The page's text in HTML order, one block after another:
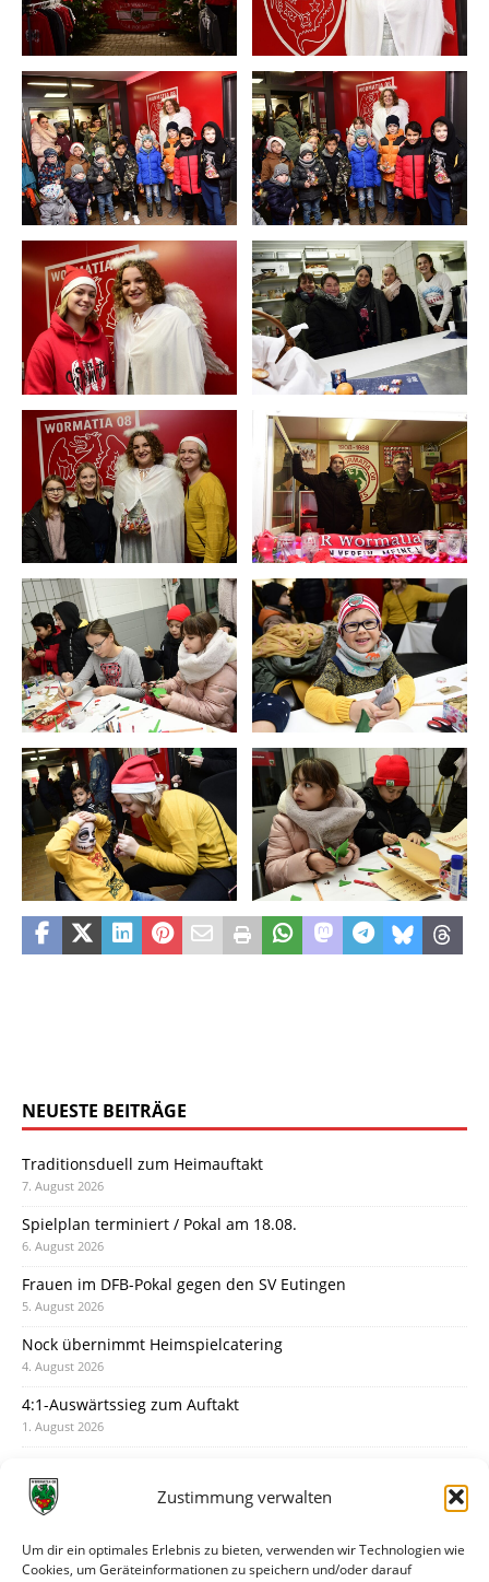
Zustimmung verwalten
Um dir ein optimales Erlebnis zu bieten, verwenden wir Technologien wie
Cookies, um Geräteinformationen zu speichern und/oder darauf
NEUESTE BEITRÄGE
Traditionsduell zum Heimauftakt
7. August 2026
Spielplan terminiert / Pokal am 18.08.
6. August 2026
Frauen im DFB-Pokal gegen den SV Eutingen
5. August 2026
Nock übernimmt Heimspielcatering
4. August 2026
4:1-Auswärtssieg zum Auftakt
1. August 2026
31. Juli 2026
30. Juli 2026